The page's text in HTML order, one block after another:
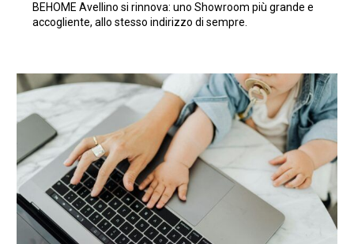
indirizzo di sempre.
BEHOME Avellino si rinnova: uno Showroom più grande e
accogliente, allo stesso indirizzo di sempre.